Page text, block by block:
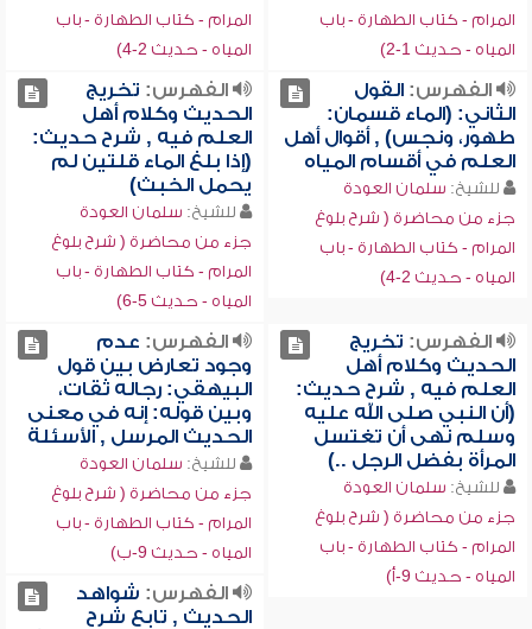
المرام - كتاب الطهارة - باب
المياه - حديث 1-2)
المرام - كتاب الطهارة - باب
المياه - حديث 2-4)
الفهرس:القول
الثاني: (الماء قسمان:
طهور، ونجس) , أقوال أهل
العلم في أقسام المياه
للشيخ: سلمان العودة
جزء من محاضرة ( شرح بلوغ
المرام - كتاب الطهارة - باب
المياه - حديث 2-4)
الفهرس: تخريج
الحديث وكلام أهل
العلم فيه , شرح حديث:
(إذا بلغ الماء قلتين لم
يحمل الخبث)
للشيخ: سلمان العودة
جزء من محاضرة ( شرح بلوغ
المرام - كتاب الطهارة - باب
المياه - حديث 5-6)
الفهرس: تخريج
الحديث وكلام أهل
العلم فيه , شرح حديث:
(أن النبي صلى الله عليه
وسلم نهى أن تغتسل
المرأة بفضل الرجل ..)
للشيخ: سلمان العودة
جزء من محاضرة ( شرح بلوغ
المرام - كتاب الطهارة - باب
المياه - حديث 9-أ)
الفهرس: عدم
وجود تعارض بين قول
البيهقي: رجاله ثقات،
وبين قوله: إنه في معنى
الحديث المرسل , الأسئلة
للشيخ: سلمان العودة
جزء من محاضرة ( شرح بلوغ
المرام - كتاب الطهارة - باب
المياه - حديث 9-ب)
الفهرس: شواهد
الحديث , تابع شرح